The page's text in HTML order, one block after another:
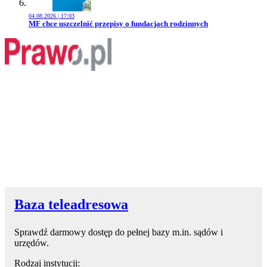
04.08.2026 | 17:03
Przejdź do artykułu:
MF chce uszczelnić przepisy o fundacjach rodzinnych
Baza teleadresowa
Sprawdź darmowy dostęp do pełnej bazy m.in. sądów i
urzędów.
Rodzaj instytucji: